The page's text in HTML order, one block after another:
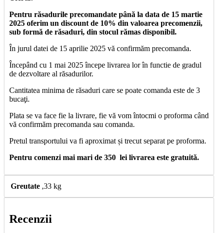
Pentru răsadurile precomandate până la data de 15 martie
2025 oferim un discount de 10% din valoarea precomenzii,
sub formă de răsaduri, din stocul rămas disponibil.
În jurul datei de 15 aprilie 2025 vă confirmăm precomanda.
Începând cu 1 mai 2025 începe livrarea lor în functie de gradul
de dezvoltare al răsadurilor.
Cantitatea minima de răsaduri care se poate comanda este de 3
bucaţi.
Plata se va face fie la livrare, fie vă vom întocmi o proforma când
vă confirmăm precomanda sau comanda.
Pretul transportului va fi aproximat și trecut separat pe proforma.
Pentru comenzi mai mari de 350 lei livrarea este gratuită.
Greutate ,33 kg
Recenzii